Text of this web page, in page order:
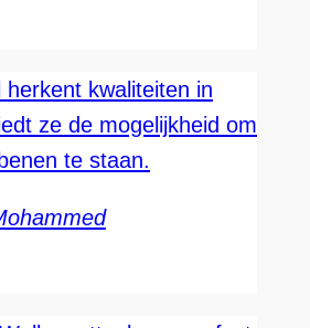
kwaliteiten in
ze de mogelijkheid om
te staan.